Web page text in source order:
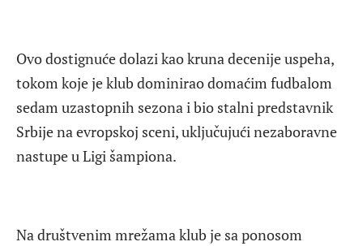
Ovo dostignuće dolazi kao kruna decenije uspeha,
tokom koje je klub dominirao domaćim fudbalom
sedam uzastopnih sezona i bio stalni predstavnik
Srbije na evropskoj sceni, uključujući nezaboravne
nastupe u Ligi šampiona.
Na društvenim mrežama klub je sa ponosom